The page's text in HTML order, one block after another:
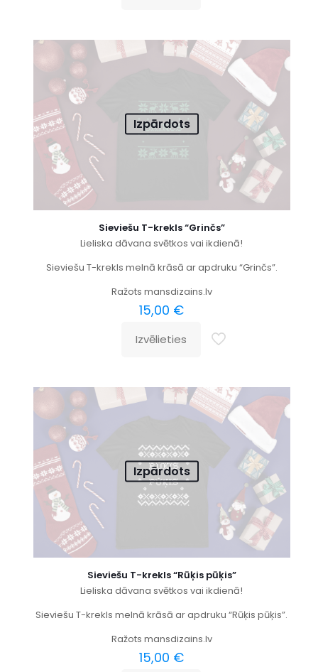
Izpārdots
Sieviešu T-krekls “Grinčs”
Lieliska dāvana svētkos vai ikdienā!
Sieviešu T-krekls melnā krāsā ar apdruku “Grinčs”.
Ražots mansdizains.lv
15,00 €
Izvēlieties
Izpārdots
Sieviešu T-krekls “Rūķis pūķis”
Lieliska dāvana svētkos vai ikdienā!
Sieviešu T-krekls melnā krāsā ar apdruku “Rūķis pūķis”.
Ražots mansdizains.lv
15,00 €